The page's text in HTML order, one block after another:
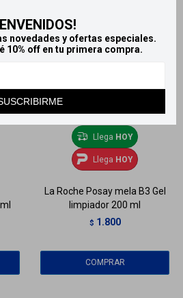
novedades y ofertas especiales.
10% off en tu primera compra.
Llega HOY
Llega HOY
La Roche Posay mela B3 Gel
limpiador 200 ml
$ 1.800